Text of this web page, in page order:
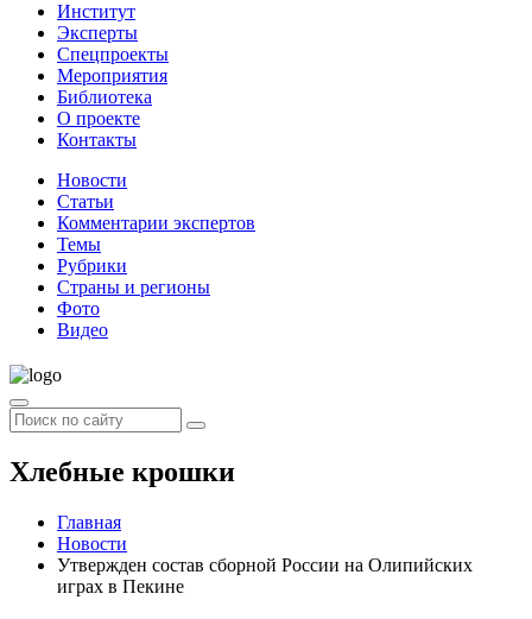
Институт
Эксперты
Спецпроекты
Мероприятия
Библиотека
О проекте
Контакты
Новости
Статьи
Комментарии экспертов
Темы
Рубрики
Страны и регионы
Фото
Видео
Хлебные крошки
Главная
Новости
Утвержден состав сборной России на Олипийских
играх в Пекине